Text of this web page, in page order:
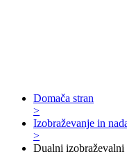
Domača stran
>
Izobraževanje in
>
Dualni izobraževalni